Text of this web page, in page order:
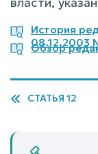
История
08.12.2003
Обзор
СТАТЬЯ 12